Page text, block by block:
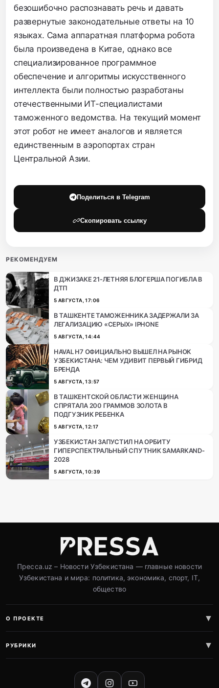
безошибочно распознавать речь и давать
развернутые законодательные ответы на 10
языках. Сама аппаратная платформа робота
была произведена в Китае, однако все
специализированное программное
обеспечение и алгоритмы искусственного
интеллекта были полностью разработаны
отечественными ИТ-специалистами
таможенного ведомства. На текущий момент
этот робот не имеет аналогов и является
единственным в аэропортах стран
Центральной Азии.
Поделиться в Telegram
Скопировать ссылку
РЕКОМЕНДУЕМ
В ДЖИЗАКЕ 21-ЛЕТНЯЯ БЛОГЕРША ПОГИБЛА В
ДТП
5 АВГУСТА, 17:06
В ТАШКЕНТЕ ТАМОЖЕННИКА ЗАДЕРЖАЛИ ЗА
ЛЕГАЛИЗАЦИЮ «СЕРЫХ» IPHONE
5 АВГУСТА, 14:44
HAVAL H7 ОФИЦИАЛЬНО ВЫШЕЛ НА РЫНОК
УЗБЕКИСТАНА: ЧЕМ УДИВИТ ПЕРВЫЙ ГИБРИД
БРЕНДА
5 АВГУСТА, 13:57
В ТАШКЕНТСКОЙ ОБЛАСТИ ЖЕНЩИНА
СПРЯТАЛА 200 ГРАММОВ ЗОЛОТА В
ПОДГУЗНИК РЕБЕНКА
5 АВГУСТА, 12:17
УЗБЕКИСТАН ЗАПУСТИЛ НА ОРБИТУ
ГИПЕРСПЕКТРАЛЬНЫЙ СПУТНИК SAMARKAND-
2028
5 АВГУСТА, 10:39
Пресса.uz – Новости Узбекистана — главные новости
Узбекистана и мира: политика, экономика, спорт, IT,
общество
О ПРОЕКТЕ
РУБРИКИ